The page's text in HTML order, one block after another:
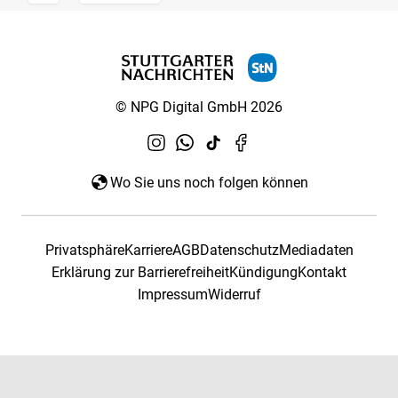
© NPG Digital GmbH 2026
Wo Sie uns noch folgen können
PrivatsphäreKarriereAGBDatenschutzMediadaten
Erklärung zur BarrierefreiheitKündigungKontakt
ImpressumWiderruf